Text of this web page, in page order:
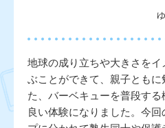
地球の成り立ちや大きさを
ぶことができて、親子ともに
た、バーベキューを普段す
良い体験になりました。今